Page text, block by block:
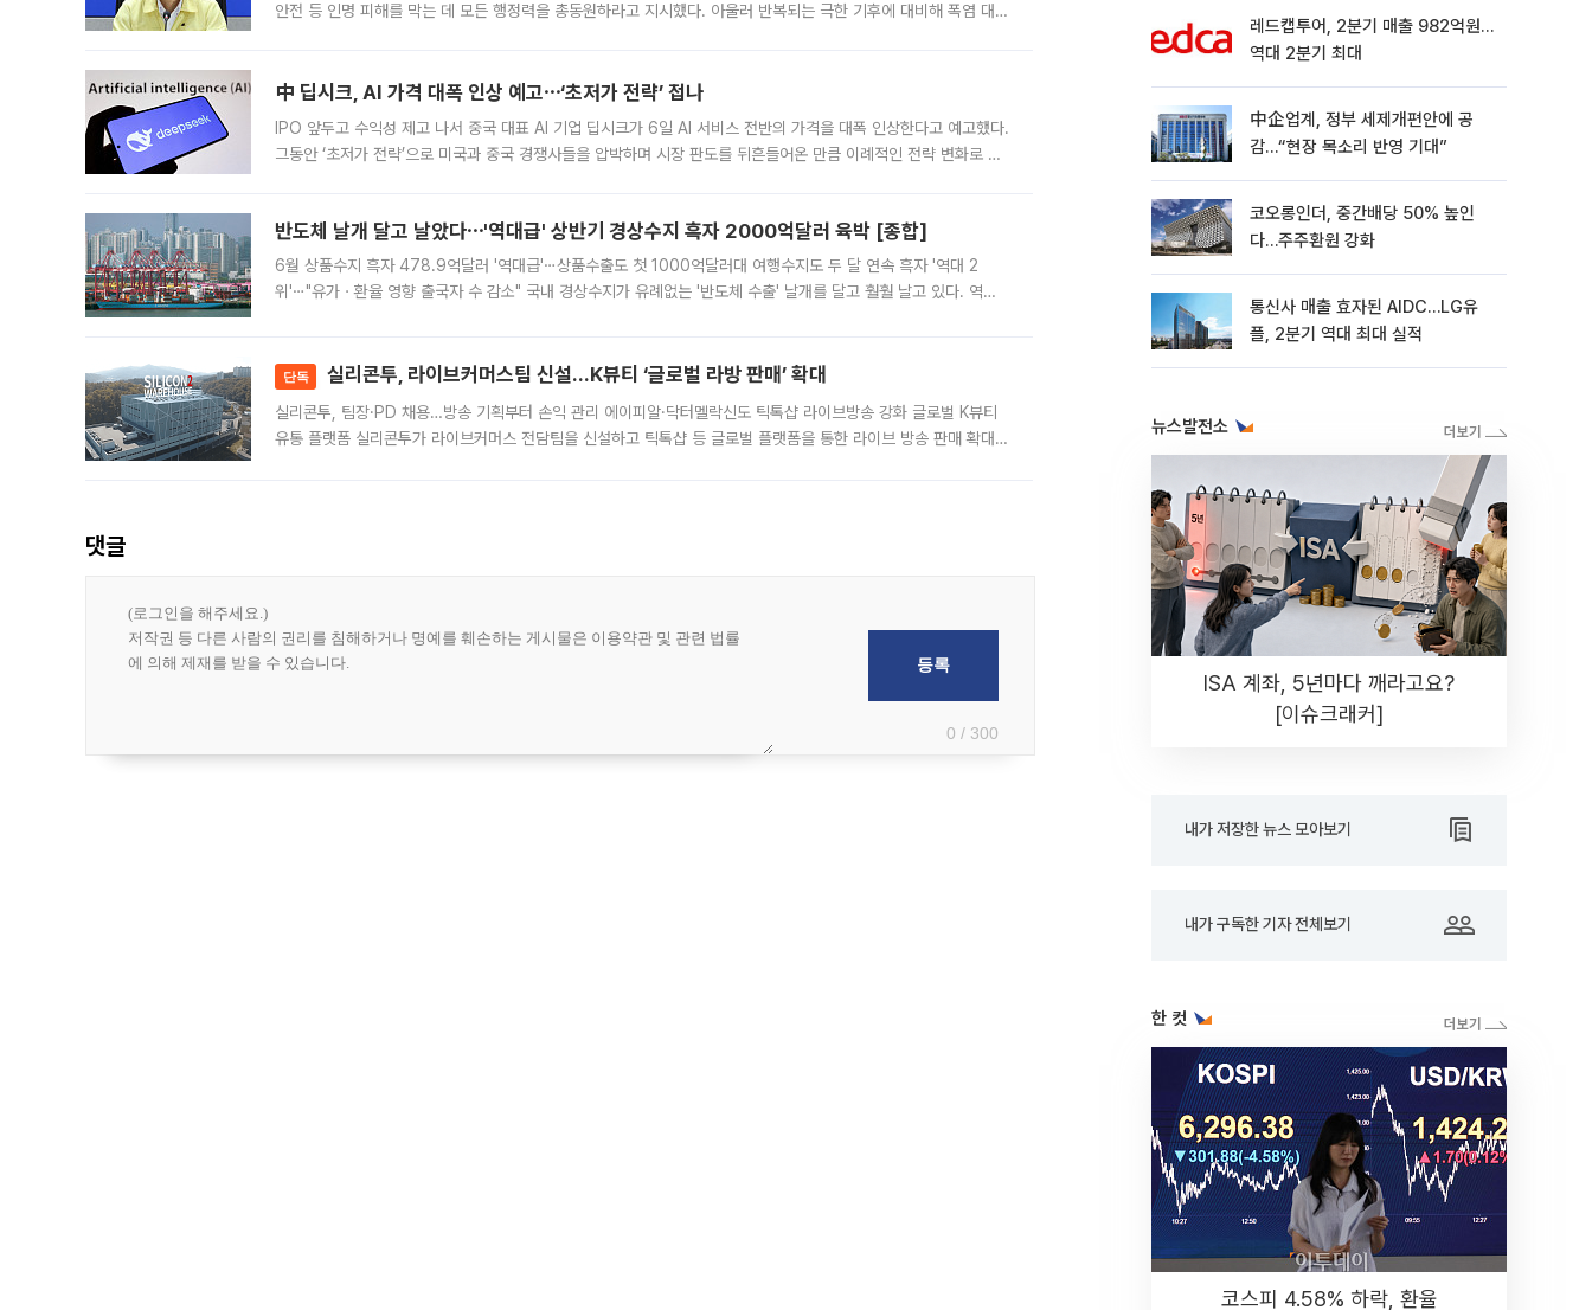
안전 등 인명 피해를 막는 데 모든 행정력을 총동원하라고 지시했다. 아울러 반복되는 극한 기후에 대비해 폭염 대응
中 딥시크, AI 가격 대폭 인상 예고⋯‘초저가 전략’ 접나
IPO 앞두고 수익성 제고 나서 중국 대표 AI 기업 딥시크가 6일 AI 서비스 전반의 가격을 대폭 인상한다고 예고했다.
그동안 ‘초저가 전략’으로 미국과 중국 경쟁사들을 압박하며 시장 판도를 뒤흔들어온 만큼 이례적인 전략 변화로 평
반도체 날개 달고 날았다⋯'역대급' 상반기 경상수지 흑자 2000억달러 육박 [종합]
6월 상품수지 흑자 478.9억달러 '역대급'⋯상품수출도 첫 1000억달러대 여행수지도 두 달 연속 흑자 '역대 2
위'⋯"유가ㆍ환율 영향 출국자 수 감소" 국내 경상수지가 유례없는 '반도체 수출' 날개를 달고 훨훨 날고 있다. 역대
단독 실리콘투, 라이브커머스팀 신설…K뷰티 ‘글로벌 라방 판매’ 확대
실리콘투, 팀장·PD 채용…방송 기획부터 손익 관리 에이피알·닥터멜락신도 틱톡샵 라이브방송 강화 글로벌 K뷰티
유통 플랫폼 실리콘투가 라이브커머스 전담팀을 신설하고 틱톡샵 등 글로벌 플랫폼을 통한 라이브 방송 판매 확대에
댓글
0 / 300
레드캡투어, 2분기 매출 982억원…
역대 2분기 최대
中企업계, 정부 세제개편안에 공
감…“현장 목소리 반영 기대”
코오롱인더, 중간배당 50% 높인
다…주주환원 강화
통신사 매출 효자된 AIDC…LG유
플, 2분기 역대 최대 실적
뉴스발전소
ISA 계좌, 5년마다 깨라고요?
[이슈크래커]
내가 저장한 뉴스 모아보기
내가 구독한 기자 전체보기
한 컷
코스피 4.58% 하락, 환율